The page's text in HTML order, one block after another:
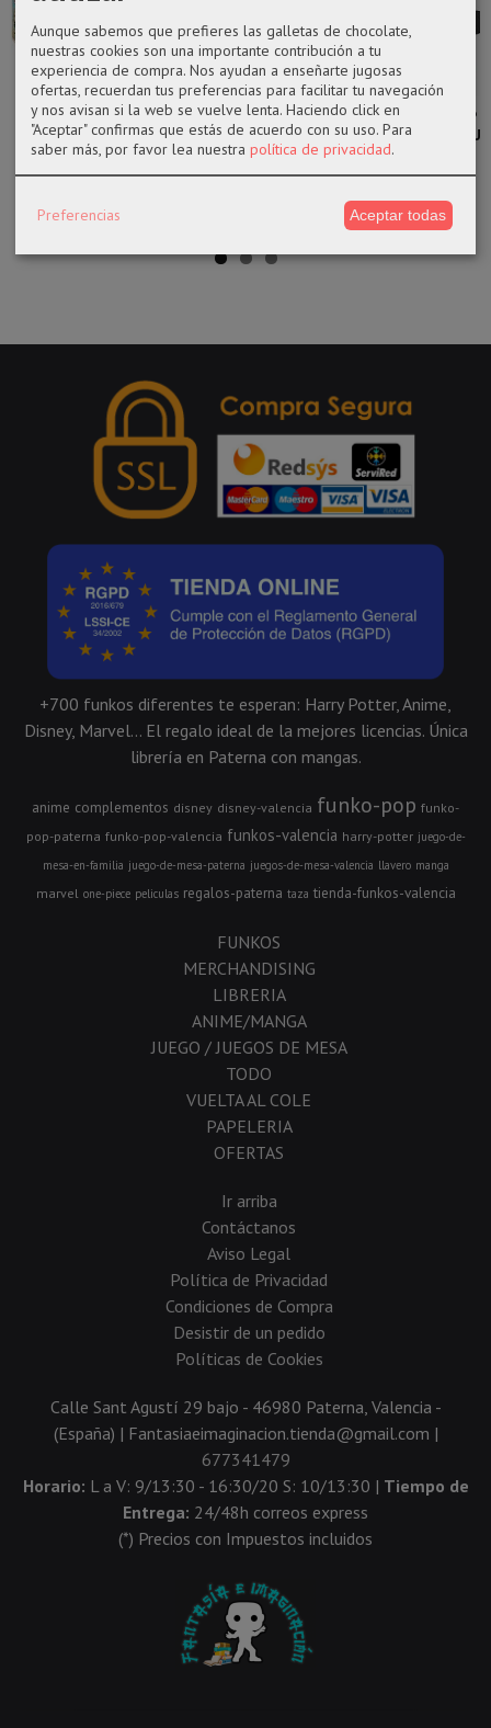
funko POP 730
Naruto Lady
Tsunade
Funko pop
1096 Tom
14,50 €
Funko pop
1088 Wet/Fire
Space Jams 2
FUNKO POP
193 DEADMAU5
14,50 €
+700 funkos diferentes te esperan: Harry Potter, Anime,
Disney, Marvel... El regalo ideal de la mejores licencias. Única
librería en Paterna con mangas.
anime complementos disney disney-valencia funko-pop funko-
pop-paterna funko-pop-valencia funkos-valencia harry-potter juego-de-
mesa-en-familia juego-de-mesa-paterna juegos-de-mesa-valencia llavero manga
marvel one-piece peliculas regalos-paterna taza tienda-funkos-valencia
FUNKOS
MERCHANDISING
LIBRERIA
ANIME/MANGA
JUEGO / JUEGOS DE MESA
TODO
VUELTA AL COLE
PAPELERIA
OFERTAS
Ir arriba
Contáctanos
Aviso Legal
Política de Privacidad
Condiciones de Compra
Desistir de un pedido
Políticas de Cookies
Calle Sant Agustí 29 bajo - 46980 Paterna, Valencia -
(España) | Fantasiaeimaginacion.tienda@gmail.com |
677341479
Horario: L a V: 9/13:30 - 16:30/20 S: 10/13:30 | Tiempo de
Entrega: 24/48h correos express
(*) Precios con Impuestos incluidos
Aunque sabemos que prefieres las galletas de chocolate,
nuestras cookies son una importante contribución a tu
experiencia de compra. Nos ayudan a enseñarte jugosas
ofertas, recuerdan tus preferencias para facilitar tu navegación
y nos avisan si la web se vuelve lenta. Haciendo click en
"Aceptar" confirmas que estás de acuerdo con su uso. Para
saber más, por favor lea nuestra política de privacidad.
Preferencias Aceptar todas